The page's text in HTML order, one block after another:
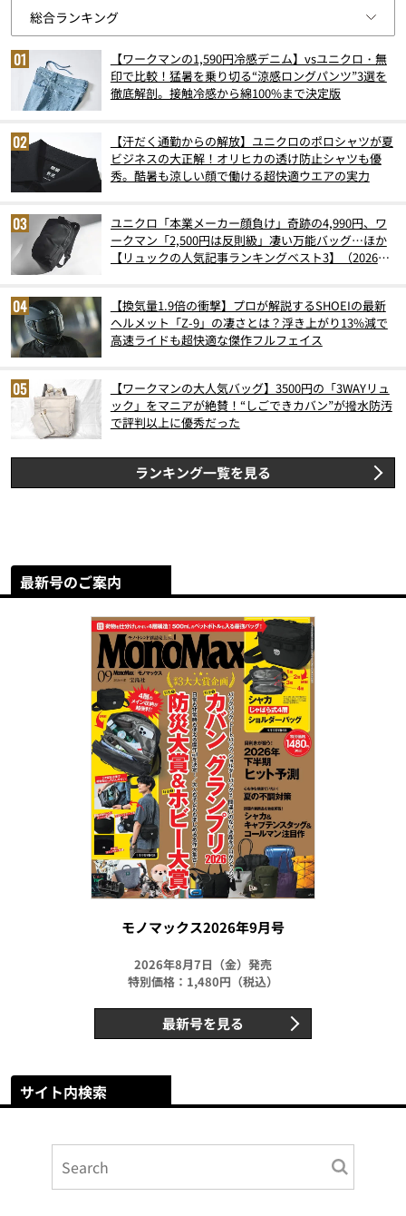
【ワークマンの1,590円冷感デニム】vsユニクロ・無
印で比較！猛暑を乗り切る“涼感ロングパンツ”3選を
徹底解剖。接触冷感から綿100%まで決定版
【汗だく通勤からの解放】ユニクロのポロシャツが夏
ビジネスの大正解！オリヒカの透け防止シャツも優
秀。酷暑も涼しい顔で働ける超快適ウエアの実力
ユニクロ「本業メーカー顔負け」奇跡の4,990円、ワ
ークマン「2,500円は反則級」凄い万能バッグ…ほか
【リュックの人気記事ランキングベスト3】（2026年
【換気量1.9倍の衝撃】プロが解説するSHOEIの最新
ヘルメット「Z-9」の凄さとは？浮き上がり13%減で
高速ライドも超快適な傑作フルフェイス
【ワークマンの大人気バッグ】3500円の「3WAYリュ
ック」をマニアが絶賛！“しごできカバン”が撥水防汚
で評判以上に優秀だった
ランキング一覧を見る
最新号のご案内
モノマックス2026年9月号
2026年8月7日（金）発売
特別価格：1,480円（税込）
最新号を見る
サイト内検索